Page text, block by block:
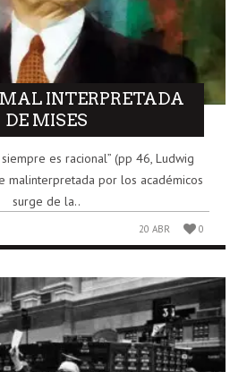
INTERPRETADA
DE MISES
siempre es racional” (pp 46, Ludwig
malinterpretada por los académicos
surge de la..
20 ABR 0